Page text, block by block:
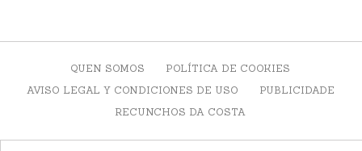
QUEN SOMOS
POLÍTICA DE COOKIES
AVISO LEGAL Y CONDICIONES DE USO
PUBLICIDADE
RECUNCHOS DA COSTA